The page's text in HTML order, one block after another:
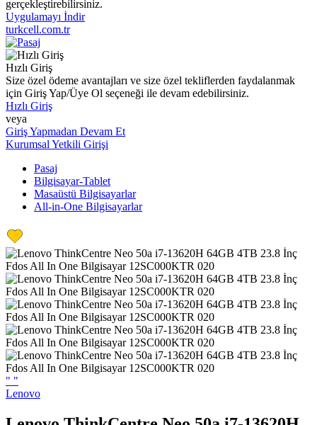
gerçekleştirebilirsiniz.
Uygulamayı İndir
turkcell.com.tr
Hızlı Giriş
Size özel ödeme avantajları ve size özel tekliflerden faydalanmak
için Giriş Yap/Üye Ol seçeneği ile devam edebilirsiniz.
Hızlı Giriş
veya
Giriş Yapmadan Devam Et
Kurumsal Yetkili Girişi
Pasaj
Bilgisayar-Tablet
Masaüstü Bilgisayarlar
All-in-One Bilgisayarlar
" "
Lenovo